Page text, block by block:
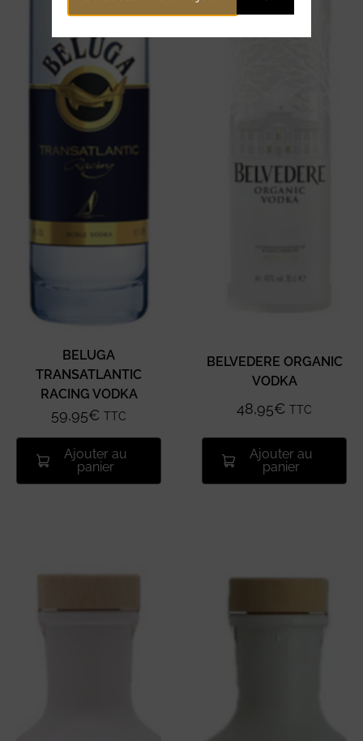
BELUGA
TRANSATLANTIC
RACING VODKA
59,95€ TTC
Ajouter au
panier
BELVEDERE ORGANIC
VODKA
48,95€ TTC
Ajouter au
panier